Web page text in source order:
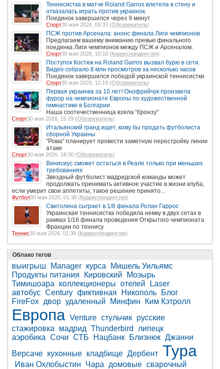
Теннисистка в матче Roland Garros влетела в стену и
отказалась играть против украинок.
Поединок завершился через 9 минут
Спорт30 мая 2026, 09:33 (Обозреватель)
ПСЖ против Арсенала: анонс финала Лиги чемпионов
Предлагаем вашему вниманию превью финального
поединка Лиги чемпионов между ПСЖ и Арсеналом.
Спорт30 мая 2026, 10:18 (Корреспондент.net)
Поступок Костюк на Roland Garros вызвал бурю в сети.
Видео собрало 8 млн просмотров за несколько часов
Поединок завершился победой украинской теннисистки
Спорт30 мая 2026, 12:19 (Обозреватель)
Первая украинка за 10 лет! Онофрийчук произвела
фурор на чемпионате Европы по художественной
гимнастике в Болгарии.
Наша соотечественница взяла "бронзу"
Спорт30 мая 2026, 15:29 (Обозреватель)
Итальянский гранд ищет, кому бы продать футболиста
сборной Украины
"Рома" планирует провести заметную перестройку линии
атаки
Спорт30 мая 2026, 18:30 (Обозреватель)
Винисиус сможет остаться в Реале только при меньших
требованиях
Звездный футболист мадридской команды может
продолжать принимать активное участие в жизни клуба,
если умерит свои аппетиты, такое решение принято...
Футбол30 мая 2026, 01:38 (Корреспондент.net)
Свитолина сыграет в 1/8 финала Ролан Гаррос
Украинская теннисистка победила немку в двух сетах в
рамках 1/16 финала проведения Открытого чемпионата
Франции по теннису.
Теннис30 мая 2026, 01:38 (Корреспондент.net)
Облако тегов
выигрыш Manager курса
Мишель Уильямс
Продукты питания
Кировский
Мозырь
Тимишоара
коллекционеры отелей
Laser
автобус Century фиктивная Никополь
Блог
FireFox двор удаленный Минфин Ким Кэтролл
Европа Venture стульчик русские
стажировка
мадрид Thunderbird
липецк
аэробика Сочи СТБ Нацбанк Близнюк Джанни
Версаче кухонные кладбище Дербент Тура
Иван Охлобыстин Чара домовые сварочный